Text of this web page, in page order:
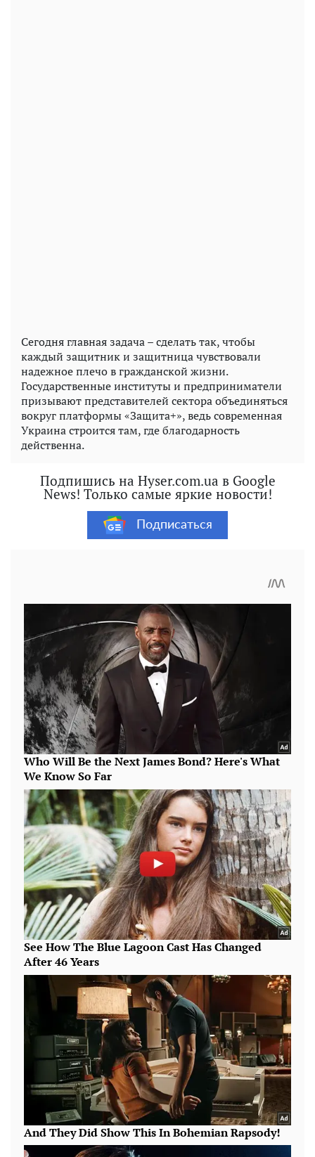
Сегодня главная задача – сделать так, чтобы
каждый защитник и защитница чувствовали
надежное плечо в гражданской жизни.
Государственные институты и предприниматели
призывают представителей сектора объединяться
вокруг платформы «Защита+», ведь современная
Украина строится там, где благодарность
действенна.
Подпишись на Hyser.com.ua в Google
News! Только самые яркие новости!
Подписаться